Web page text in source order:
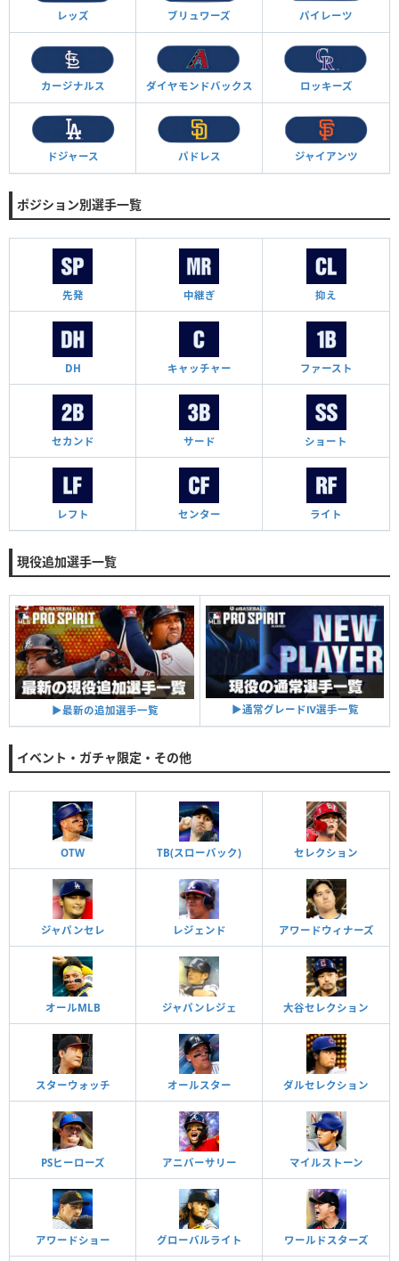
レッズ ブリュワーズ パイレーツ
カージナルス ダイヤモンドバックス ロッキーズ
ドジャース パドレス ジャイアンツ
ポジション別選手一覧
先発 中継ぎ 抑え
DH キャッチャー ファースト
セカンド サード ショート
レフト センター ライト
現役追加選手一覧
▶︎最新の追加選手一覧 ▶︎通常グレードⅣ選手一覧
イベント・ガチャ限定・その他
OTW TB(スローバック) セレクション
ジャパンセレ レジェンド アワードウィナーズ
オールMLB ジャパンレジェ 大谷セレクション
スターウォッチ オールスター ダルセレクション
PSヒーローズ アニバーサリー マイルストーン
アワードショー グローバルライト ワールドスターズ